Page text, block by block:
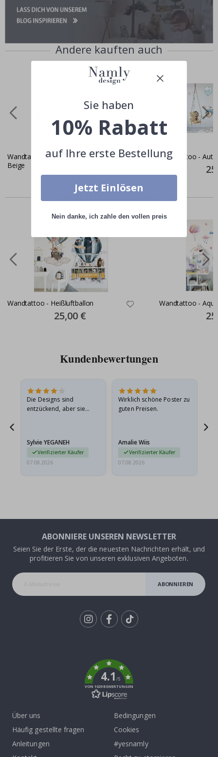
Andere kauften auch
Wandtattoo - Tiere und Luftballons /
Beige
Special
37,00 €
Wandtattoo -
Ähnliche produkte
Wandtattoo - Heißluftballon
Special
Price
25,00 €
Wandtattoo -
Kundenbewertungen
Die Designs sind
entzückend, aber sie
sie…
Sylvie YEGANEH
Verifizierter Käufer
07.08.2026
Wirklich schöne Poster zu
guten Preisen.
Amalie Wiis
Verifizierter Käufer
07.08.2026
ABONNIERE UNSEREN NEWSLETTER
Seien Sie der Erste, der die neuesten Nachrichten erhält, und
profitieren Sie von unseren exklusiven Angeboten.
ABONNIEREN
4.1/5
VON 1029 BEWERTUNGEN
Über uns
Häufig gestellte fragen
Anleitungen
Bedingungen
Cookies
#yesnamly
Sie haben
10% Rabatt
auf Ihre erste Bestellung
Jetzt Einlösen
Nein danke, ich zahle den vollen preis